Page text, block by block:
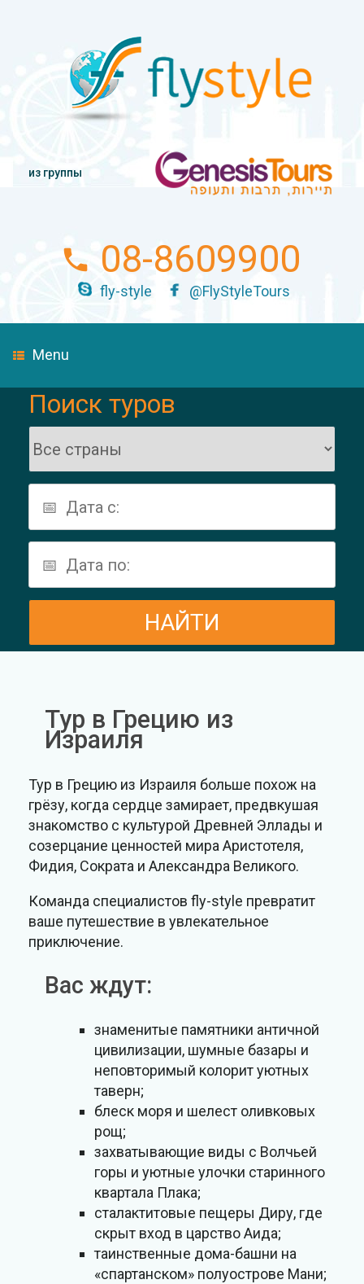
из группы
08-8609900
fly-style @FlyStyleTours
Menu
Поиск туров
Тур в Грецию из
Израиля
Тур в Грецию из Израиля больше похож на
грёзу, когда сердце замирает, предвкушая
знакомство с культурой Древней Эллады и
созерцание ценностей мира Аристотеля,
Фидия, Сократа и Александра Великого.
Команда специалистов fly-style превратит
ваше путешествие в увлекательное
приключение.
Вас ждут:
знаменитые памятники античной
цивилизации, шумные базары и
неповторимый колорит уютных
таверн;
блеск моря и шелест оливковых
рощ;
захватывающие виды с Волчьей
горы и уютные улочки старинного
квартала Плака;
сталактитовые пещеры Диру, где
скрыт вход в царство Аида;
таинственные дома-башни на
«спартанском» полуострове Мани;